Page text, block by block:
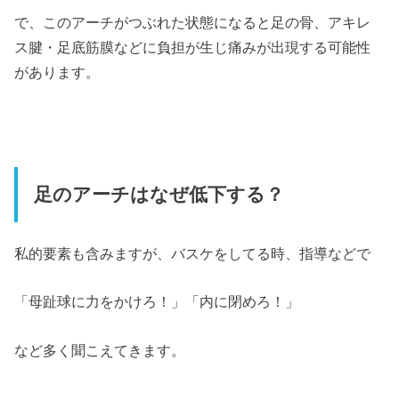
で、このアーチがつぶれた状態になると足の骨、アキレ
ス腱・足底筋膜などに負担が生じ痛みが出現する可能性
があります。
足のアーチはなぜ低下する？
私的要素も含みますが、バスケをしてる時、指導などで
「母趾球に力をかけろ！」「内に閉めろ！」
など多く聞こえてきます。